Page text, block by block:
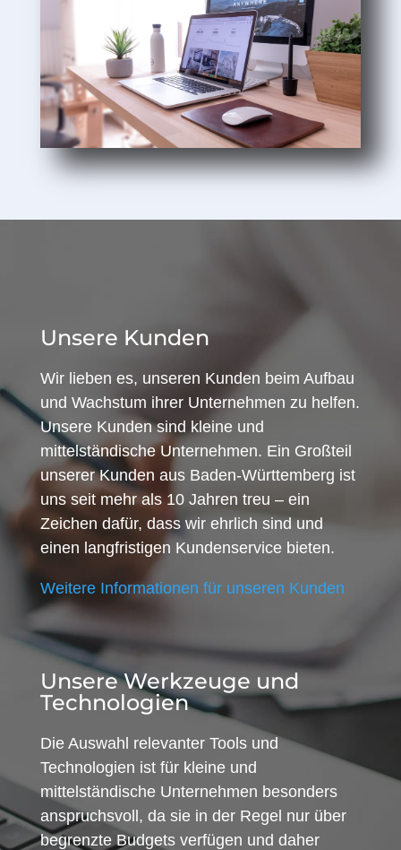
Unsere Kunden
Wir lieben es, unseren Kunden beim Aufbau
und Wachstum ihrer Unternehmen zu helfen.
Unsere Kunden sind kleine und
mittelständische Unternehmen. Ein Großteil
unserer Kunden aus Baden-Württemberg ist
uns seit mehr als 10 Jahren treu – ein
Zeichen dafür, dass wir ehrlich sind und
einen langfristigen Kundenservice bieten.
Weitere Informationen für unseren Kunden
Unsere Werkzeuge und
Technologien
Die Auswahl relevanter Tools und
Technologien ist für kleine und
mittelständische Unternehmen besonders
anspruchsvoll, da sie in der Regel nur über
begrenzte Budgets verfügen und daher